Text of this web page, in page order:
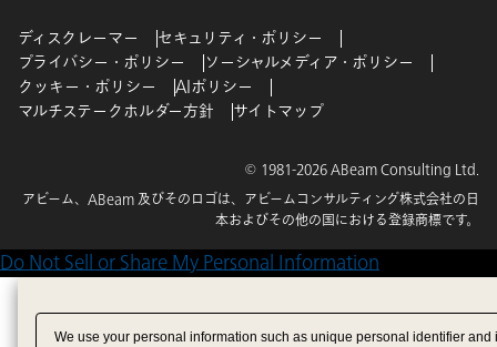
ディスクレーマー
セキュリティ・ポリシー
プライバシー・ポリシー
ソーシャルメディア・ポリシー
クッキー・ポリシー
AIポリシー
マルチステークホルダー方針
サイトマップ
© 1981-2026 ABeam Consulting Ltd.
アビーム、ABeam 及びそのロゴは、アビームコンサルティング株式会社の日
本およびその他の国における登録商標です。
Do Not Sell or Share My Personal Information
We use your personal information such as unique personal identifier